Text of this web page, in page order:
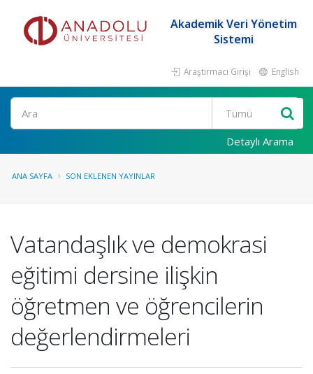
Akademik Veri Yönetim
Sistemi
Araştırmacı Girişi English
Ara
Detaylı Arama
ANA SAYFA SON EKLENEN YAYINLAR
Vatandaşlık ve demokrasi
eğitimi dersine ilişkin
öğretmen ve öğrencilerin
değerlendirmeleri